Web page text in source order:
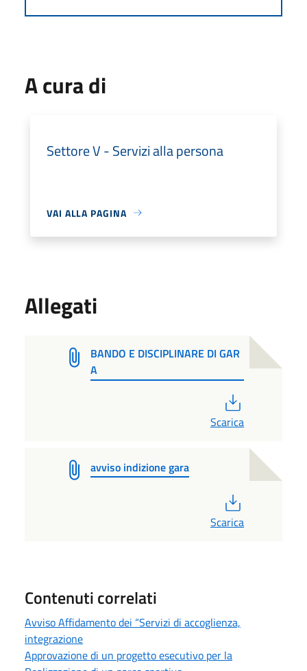
A cura di
Settore V - Servizi alla persona
VAI ALLA PAGINA
Allegati
BANDO E DISCIPLINARE DI GAR
A
Scarica
avviso indizione gara
Scarica
Contenuti correlati
Avviso Affidamento dei “Servizi di accoglienza,
integrazione
Approvazione di un progetto esecutivo per la